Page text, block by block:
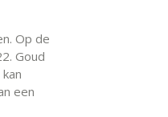
Op de
Goud
een